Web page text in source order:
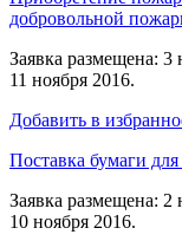
добровольной
Заявка размещена: 3
11 ноября 2016.
Добавить в
Поставка бумаги
Заявка размещена: 2
10 ноября 2016.